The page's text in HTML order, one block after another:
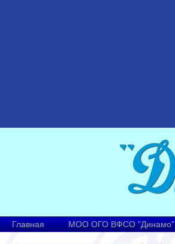
Главная МОО ОГО ВФСО "Динамо"